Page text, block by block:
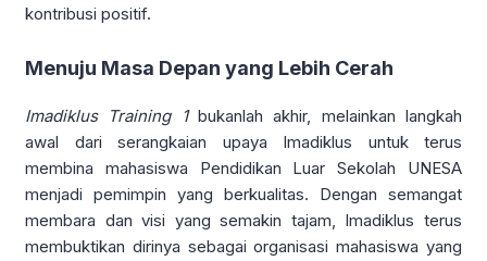
kontribusi positif.
Menuju Masa Depan yang Lebih Cerah
Imadiklus Training 1bukanlah akhir, melainkan langkah
awal dari serangkaian upaya Imadiklus untuk terus
membina mahasiswa Pendidikan Luar Sekolah UNESA
menjadi pemimpin yang berkualitas. Dengan semangat
membara dan visi yang semakin tajam, Imadiklus terus
membuktikan dirinya sebagai organisasi mahasiswa yang